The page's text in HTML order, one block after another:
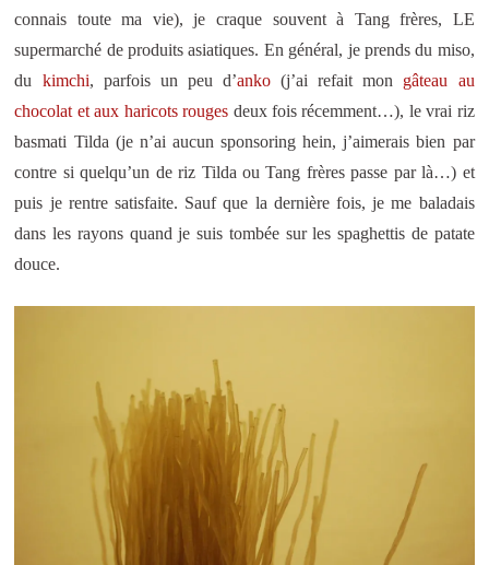
connais toute ma vie), je craque souvent à Tang frères, LE
supermarché de produits asiatiques. En général, je prends du miso,
du kimchi, parfois un peu d’anko (j’ai refait mon gâteau au
chocolat et aux haricots rouges deux fois récemment…), le vrai riz
basmati Tilda (je n’ai aucun sponsoring hein, j’aimerais bien par
contre si quelqu’un de riz Tilda ou Tang frères passe par là…) et
puis je rentre satisfaite. Sauf que la dernière fois, je me baladais
dans les rayons quand je suis tombée sur les spaghettis de patate
douce.